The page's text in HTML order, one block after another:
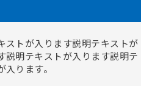
ストが入ります説明テキストが
説明テキストが入ります説明テ
ります。